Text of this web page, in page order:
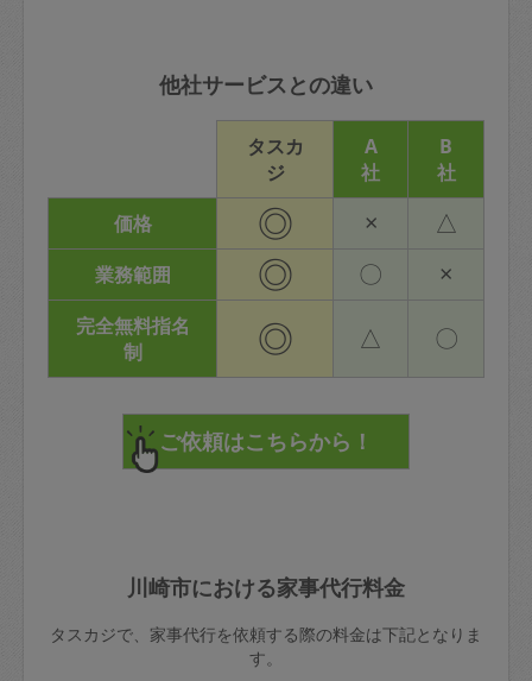
他社サービスとの違い
タスカ
ジ
A
社
B
社
価格
◎ × △
業務範囲 ◎ 〇 ×
完全無料指名
制
◎ △ 〇
川崎市における家事代行料金
タスカジで、家事代行を依頼する際の料金は下記となりま
す。